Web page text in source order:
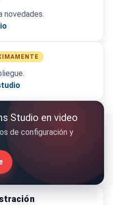
novedades.
Studio en video
de configuración y